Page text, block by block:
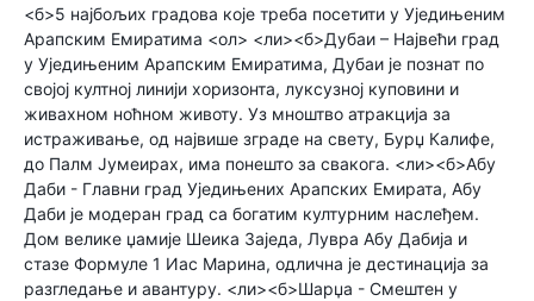
<б>5 најбољих градова које треба посетити у Уједињеним
Арапским Емиратима <ол> <ли><б>Дубаи – Највећи град
у Уједињеним Арапским Емиратима, Дубаи је познат по
својој култној линији хоризонта, луксузној куповини и
живахном ноћном животу. Уз мноштво атракција за
истраживање, од највише зграде на свету, Бурџ Калифе,
до Палм Јумеирах, има понешто за свакога. <ли><б>Абу
Даби - Главни град Уједињених Арапских Емирата, Абу
Даби је модеран град са богатим културним наслеђем.
Дом велике џамије Шеика Заједа, Лувра Абу Дабија и
стазе Формуле 1 Иас Марина, одлична је дестинација за
разгледање и авантуру. <ли><б>Шарџа - Смештен у